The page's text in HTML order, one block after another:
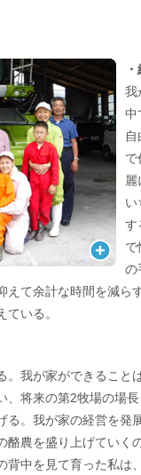
我
中
で
麗
い
す
で
の
えて余計な時間を減ら
いる。
。我が家ができること
、将来の第2牧場の場
る。我が家の経営を発
酪農を盛り上げていく
背中を見て育った私は